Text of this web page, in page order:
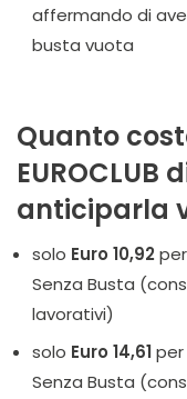
affermando di
busta vuota
Quanto
anticiparla
solo Euro 10,92
Senza Busta
lavorativi)
solo Euro 14,61per
Senza Busta